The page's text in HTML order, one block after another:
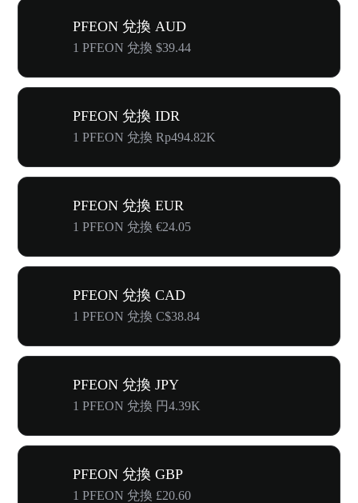
PFEON 兌換 AUD
1 PFEON 兌換 $39.44
PFEON 兌換 IDR
1 PFEON 兌換 Rp494.82K
PFEON 兌換 EUR
1 PFEON 兌換 €24.05
PFEON 兌換 CAD
1 PFEON 兌換 C$38.84
PFEON 兌換 JPY
1 PFEON 兌換 円4.39K
PFEON 兌換 GBP
1 PFEON 兌換 £20.60